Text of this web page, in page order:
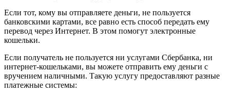
Если тот, кому вы отправляете деньги, не пользуется
банковскими картами, все равно есть способ передать ему
перевод через Интернет. В этом помогут электронные
кошельки.
Если получатель не пользуется ни услугами Сбербанка, ни
интернет-кошельками, вы можете отправить ему деньги с
вручением наличными. Такую услугу предоставляют разные
платежные системы: